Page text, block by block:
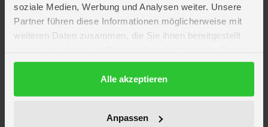
soziale Medien, Werbung und Analysen weiter. Unsere
Partner führen diese Informationen möglicherweise mit
weiteren Daten zusammen, die Sie ihnen bereitgestellt
gesammelt haben.
DatenschutzerklärungAlle akzeptieren
Anpassen
grün
violett
Länge ca. 48 cm
Breite ca. 11 cm
Artikelnummer des Herstellers
52242-24
EAN
4027234856094
Wohnen & Dekooder passendes hierzu unter